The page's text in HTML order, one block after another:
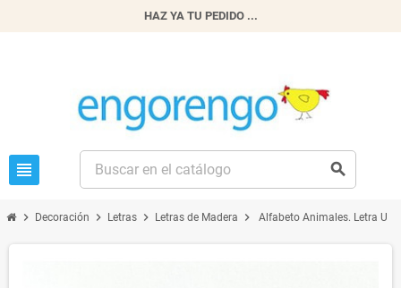
HAZ YA TU PEDIDO ...
view_headline search
chevron_right Decoración chevron_right Letras chevron_right Letras de Madera chevron_right Alfabeto Animales. Letra U